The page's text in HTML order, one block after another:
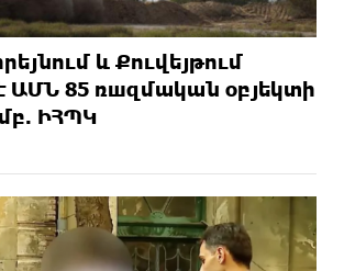
և Քուվեյթում
ԱՄՆ 85 ռшզմական օբյեկտի
ԻՀՊԿ